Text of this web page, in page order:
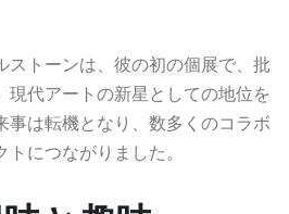
ストーンは、彼の初の個展で、批
現代アートの新星としての地位を
事は転機となり、数多くのコラボ
につながりました。